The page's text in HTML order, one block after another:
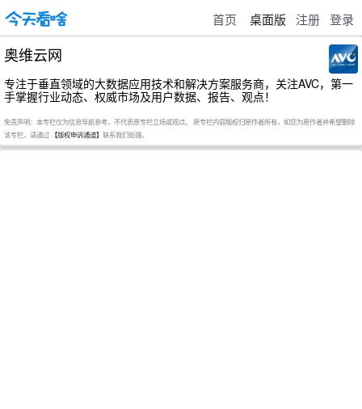
首页 桌面版 注册 登录
奥维云网
专注于垂直领域的大数据应用技术和解决方案服务商，关注AVC，第一
手掌握行业动态、权威市场及用户数据、报告、观点！
免责声明：本专栏仅为信息导航参考，不代表原专栏立场或观点。 原专栏内容版权归原作者所有，如您为原作者并希望删除
该专栏，请通过 【版权申诉通道】 联系我们处理。